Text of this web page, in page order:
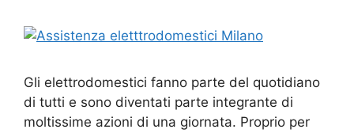
Gli elettrodomestici fanno parte del quotidiano
di tutti e sono diventati parte integrante di
moltissime azioni di una giornata. Proprio per